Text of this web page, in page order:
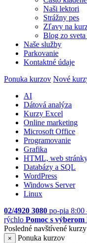
Naši lektori
Strážny pes
Zľavy na
Blog zo
Naše služby
Parkovanie
Kontaktné údaje
Ponuka kurzov Nové
AI
Dátová analýza
Kurzy Excel
Online marketing
Microsoft Office
Programovanie
Grafika
HTML, web
Databázy a SQL
WordPress
Windows Server
Linux
02/4920 3080 po-pia 8:00
rýchlo Pomoc s výberom
Posledné navštívené kurzy
×
Ponuka kurzov